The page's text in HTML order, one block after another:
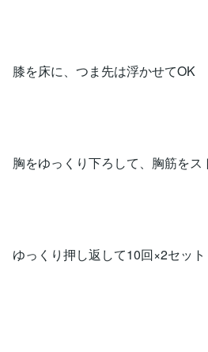
膝を床に、つま先は浮かせてOK
胸をゆっくり下ろして、胸筋をス
ゆっくり押し返して10回×2セット